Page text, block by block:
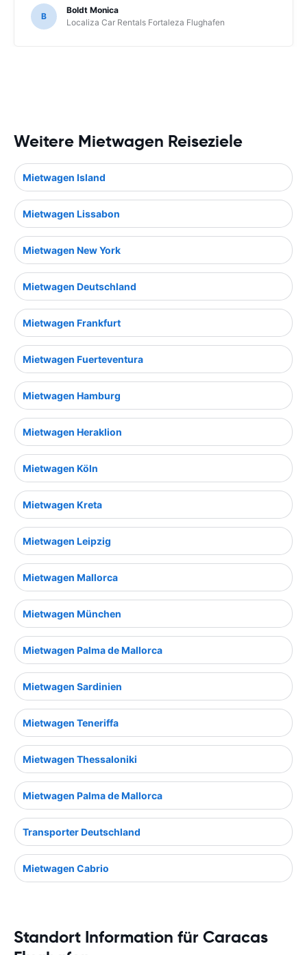
B
Boldt Monica
Localiza Car Rentals Fortaleza Flughafen
Weitere Mietwagen Reiseziele
Mietwagen Island
Mietwagen Lissabon
Mietwagen New York
Mietwagen Deutschland
Mietwagen Frankfurt
Mietwagen Fuerteventura
Mietwagen Hamburg
Mietwagen Heraklion
Mietwagen Köln
Mietwagen Kreta
Mietwagen Leipzig
Mietwagen Mallorca
Mietwagen München
Mietwagen Palma de Mallorca
Mietwagen Sardinien
Mietwagen Teneriffa
Mietwagen Thessaloniki
Mietwagen Palma de Mallorca
Transporter Deutschland
Mietwagen Cabrio
Standort Information für Caracas